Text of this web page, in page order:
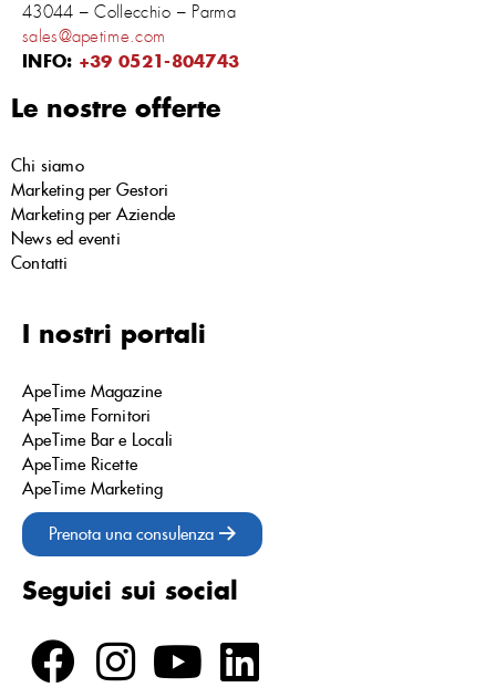
43044 – Collecchio – Parma
sales@apetime.com
INFO: +39 0521-804743
Le nostre offerte
Chi siamo
Marketing per Gestori
Marketing per Aziende
News ed eventi
Contatti
I nostri portali
ApeTime Magazine
ApeTime Fornitori
ApeTime Bar e Locali
ApeTime Ricette
ApeTime Marketing
Prenota una consulenza
Seguici sui social